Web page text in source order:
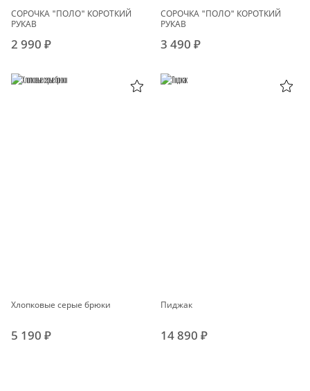
СОРОЧКА "ПОЛО" КОРОТКИЙ
РУКАВ
2 990 ₽
СОРОЧКА "ПОЛО" КОРОТКИЙ
РУКАВ
3 490 ₽
Хлопковые серые брюки
5 190 ₽
Пиджак
14 890 ₽